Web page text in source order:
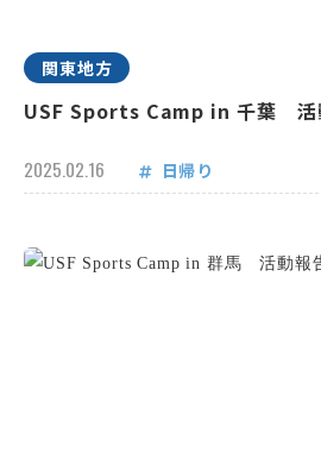
関東地方
USF Sports Camp in 千葉 活
2025.02.16 日帰り